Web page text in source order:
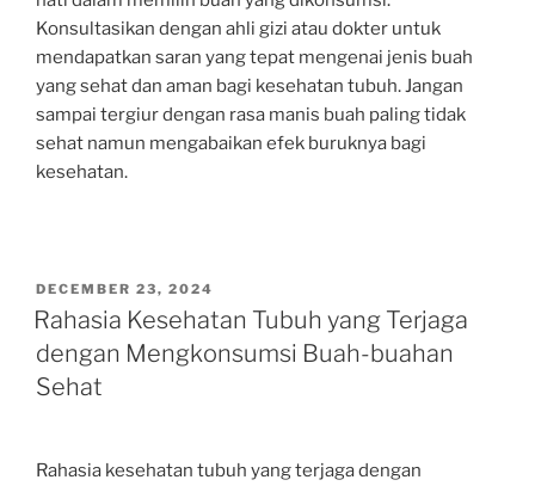
Konsultasikan dengan ahli gizi atau dokter untuk
mendapatkan saran yang tepat mengenai jenis buah
yang sehat dan aman bagi kesehatan tubuh. Jangan
sampai tergiur dengan rasa manis buah paling tidak
sehat namun mengabaikan efek buruknya bagi
kesehatan.
POSTED
ON
DECEMBER 23, 2024
Rahasia Kesehatan Tubuh yang Terjaga
dengan Mengkonsumsi Buah-buahan
Sehat
Rahasia kesehatan tubuh yang terjaga dengan